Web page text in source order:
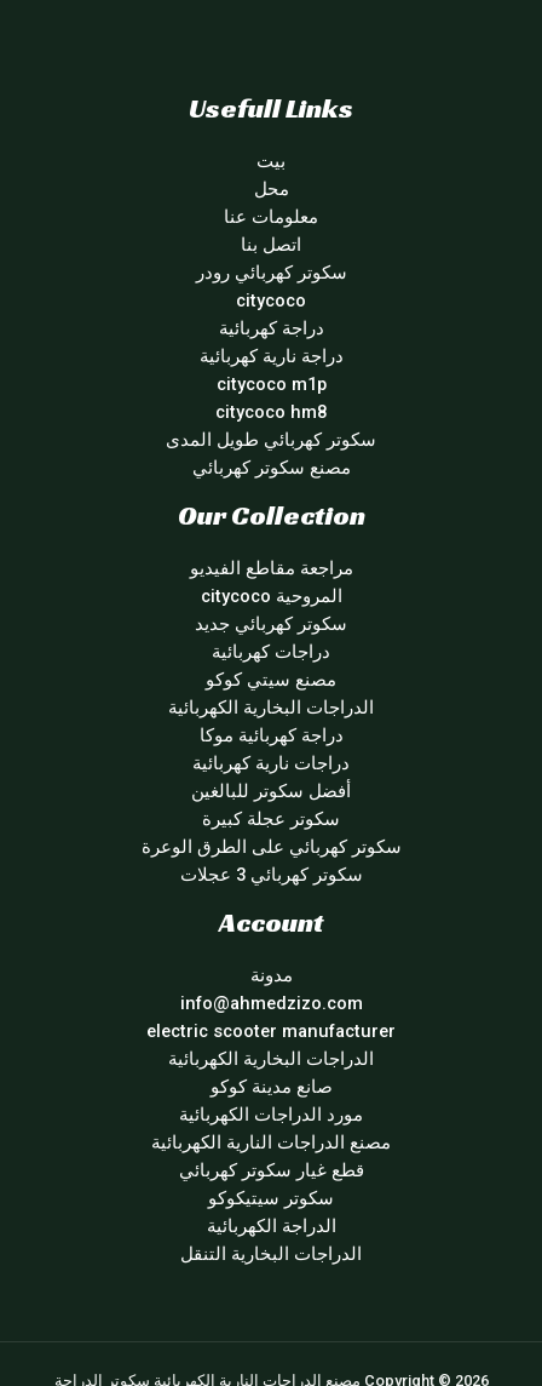
Usefull Links
بيت
محل
معلومات عنا
اتصل بنا
سكوتر كهربائي رودر
citycoco
دراجة كهربائية
دراجة نارية كهربائية
citycoco m1p
citycoco hm8
سكوتر كهربائي طويل المدى
مصنع سكوتر كهربائي
Our Collection
مراجعة مقاطع الفيديو
المروحية citycoco
سكوتر كهربائي جديد
دراجات كهربائية
مصنع سيتي كوكو
الدراجات البخارية الكهربائية
دراجة كهربائية موكا
دراجات نارية كهربائية
أفضل سكوتر للبالغين
سكوتر عجلة كبيرة
سكوتر كهربائي على الطرق الوعرة
سكوتر كهربائي 3 عجلات
Account
مدونة
info@ahmedzizo.com
electric scooter manufacturer
الدراجات البخارية الكهربائية
صانع مدينة كوكو
مورد الدراجات الكهربائية
مصنع الدراجات النارية الكهربائية
قطع غيار سكوتر كهربائي
سكوتر سيتيكوكو
الدراجة الكهربائية
الدراجات البخارية التنقل
Copyright © 2026 مصنع الدراجات النارية الكهربائية سكوتر الدراجة